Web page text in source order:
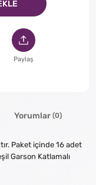
Paylaş
Yorumlar (0)
Paket içinde 16 adet
Garson Katlamalı